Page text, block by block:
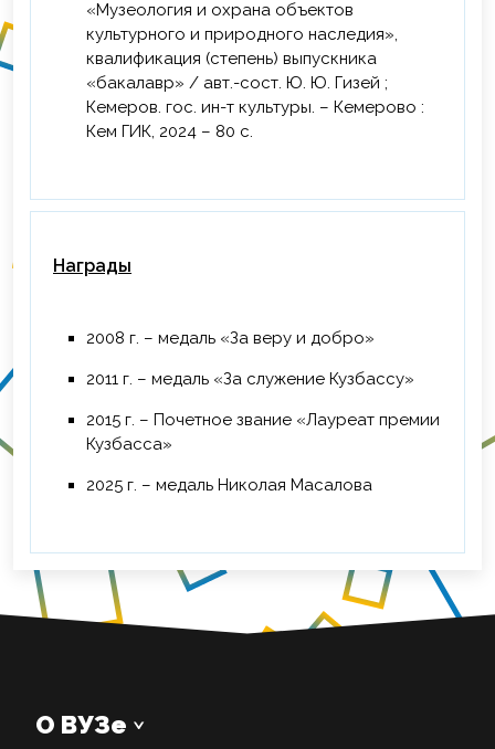
«Музеология и охрана объектов
культурного и природного наследия»,
квалификация (степень) выпускника
«бакалавр» / авт.-сост. Ю. Ю. Гизей ;
Кемеров. гос. ин-т культуры. – Кемерово :
Кем ГИК, 2024 – 80 с.
Награды
2008 г. – медаль «За веру и добро»
2011 г. – медаль «За служение Кузбассу»
2015 г. – Почетное звание «Лауреат премии
Кузбасса»
2025 г. – медаль Николая Масалова
О ВУЗе